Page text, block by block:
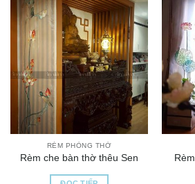
RÈM PHÒNG THỜ
Rèm che bàn thờ thêu Sen